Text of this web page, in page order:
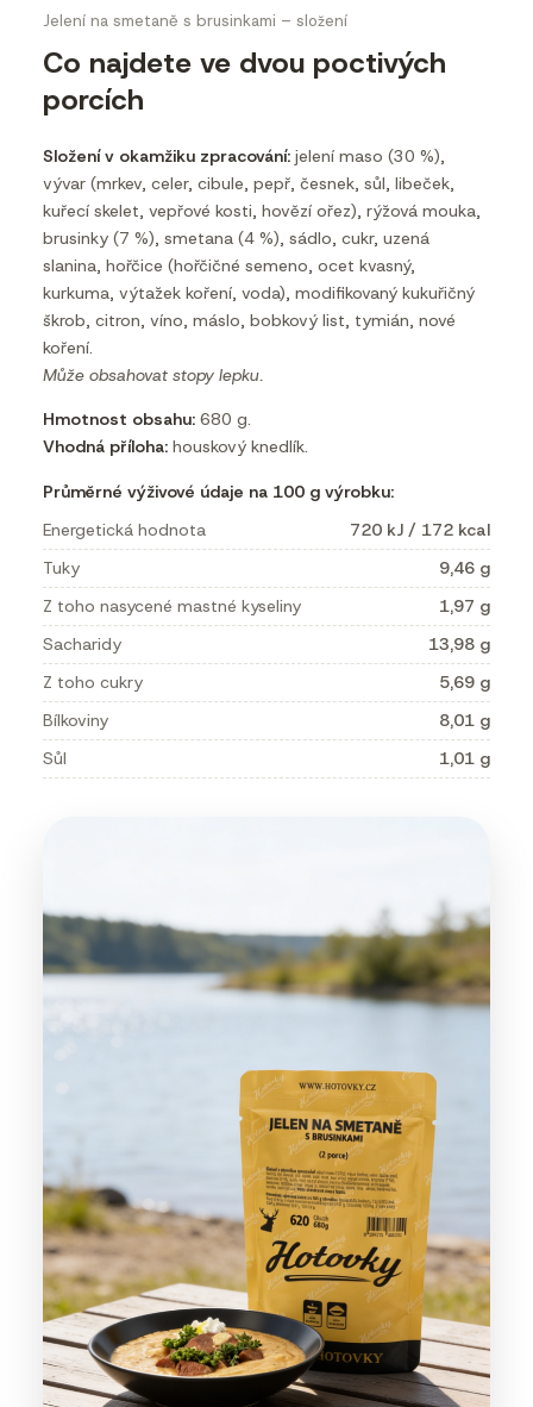
Jelení na smetaně s brusinkami – složení
Co najdete ve dvou poctivých
porcích
Složení v okamžiku zpracování: jelení maso (30 %),
vývar (mrkev, celer, cibule, pepř, česnek, sůl, libeček,
kuřecí skelet, vepřové kosti, hovězí ořez), rýžová mouka,
brusinky (7 %), smetana (4 %), sádlo, cukr, uzená
slanina, hořčice (hořčičné semeno, ocet kvasný,
kurkuma, výtažek koření, voda), modifikovaný kukuřičný
škrob, citron, víno, máslo, bobkový list, tymián, nové
koření.
Může obsahovat stopy lepku.
Hmotnost obsahu: 680 g.
Vhodná příloha: houskový knedlík.
Průměrné výživové údaje na 100 g výrobku:
Energetická hodnota
720 kJ / 172 kcal
Tuky
9,46 g
Z toho nasycené mastné kyseliny
1,97 g
Sacharidy
13,98 g
Z toho cukry
5,69 g
Bílkoviny
8,01 g
Sůl
1,01 g